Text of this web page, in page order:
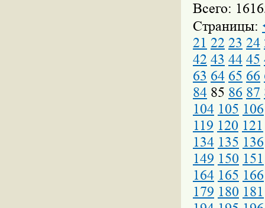
Всего:
Страницы:
21 22 23 24
42 43 44 45
63 64 65 66
84 85 86 87
104 105 106
119 120 121
134 135 136
149 150 151
164 165 166
179 180 181